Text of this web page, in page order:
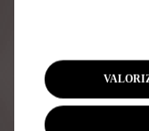
Ofertas para
Após-Venda